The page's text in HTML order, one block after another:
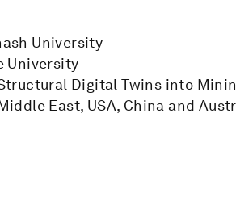
University
University
Digital Twins into
East, USA, China and